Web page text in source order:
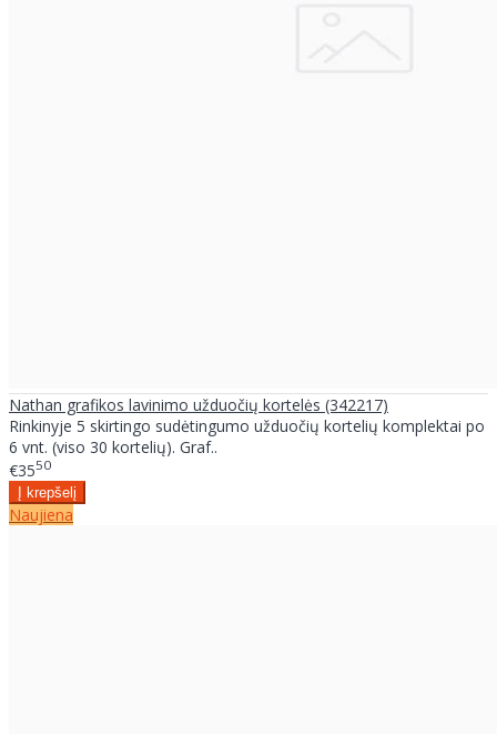
Nathan grafikos lavinimo užduočių kortelės (342217)
Rinkinyje 5 skirtingo sudėtingumo užduočių kortelių komplektai po
6 vnt. (viso 30 kortelių). Graf..
€3550
Naujiena